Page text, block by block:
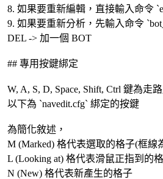
8. 如果要重新編輯，直接輸入命令
9. 如果要重新分析，先輸入命令
DEL -> 加一個 BOT
## 專用按鍵綁定
W, A, S, D, Space, Shift, Ctrl 鍵為走
以下為 `navedit.cfg` 綁定的按鍵
為簡化敘述，
M (Marked) 格代表選取的格子(框線
L (Looking at) 格代表滑鼠正指到的
N (New) 格代表新產生的格子